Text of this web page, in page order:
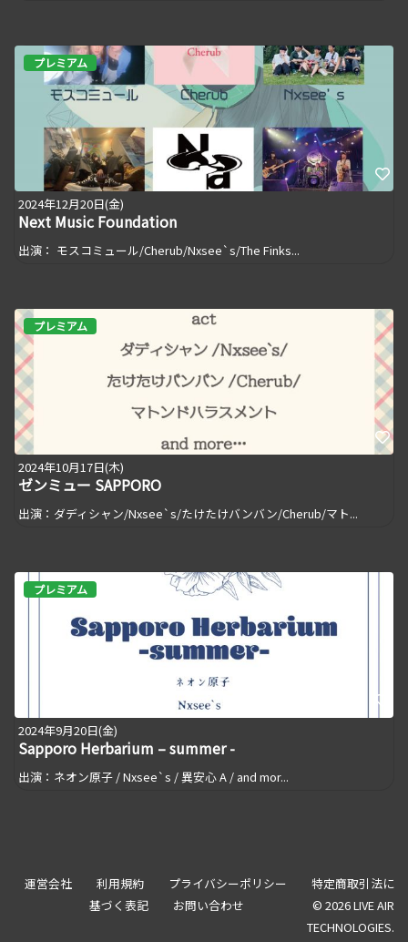
プレミアム
2024年12月20日(金)
Next Music Foundation
出演： モスコミュール/Cherub/Nxsee`s/The Finks...
プレミアム
2024年10月17日(木)
ゼンミュー SAPPORO
出演：ダディシャン/Nxsee`s/たけたけバンバン/Cherub/マト...
プレミアム
2024年9月20日(金)
Sapporo Herbarium – summer -
出演：ネオン原子 / Nxsee`s / 異安心 A / and mor...
運営会社 利用規約 プライバシーポリシー
特定商取引法に
基づく表記
お問い合わせ
© 2026 LIVE AIR
TECHNOLOGIES.